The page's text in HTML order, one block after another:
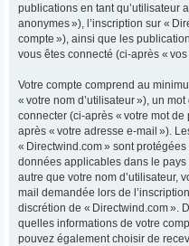
publications en tant qu’utilisateur
anonymes »), l’inscription sur «
compte »), ainsi que les
vous êtes connecté (ci-après «
Votre compte comprend au
« votre nom d’utilisateur »), un
connecter (ci-après « votre mot
après « votre adresse e-mail »).
« Directwind.com » sont
données applicables dans le
autre que votre nom d’utilisateur,
mail demandée lors de
discrétion de « Directwind.com ».
quelles informations de votre
pouvez également choisir de